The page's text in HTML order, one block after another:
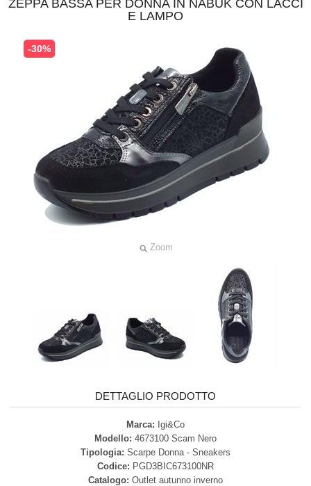
ZEPPA BASSA PER DONNA IN NABUK CON LACCI
E LAMPO
Zoom
-30%
DETTAGLIO PRODOTTO
Marca: Igi&Co
Modello: 4673100 Scam Nero
Tipologia: Scarpe Donna - Sneakers
Codice: PGD3BIC673100NR
Catalogo: Outlet autunno inverno